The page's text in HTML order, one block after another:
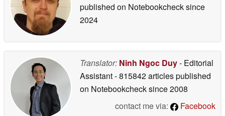
published on Notebookchecksince
2024
Translator: Ninh Ngoc Duy- Editorial
Assistant- 815842 articles published
on Notebookchecksince 2008
contact me via:
Facebook